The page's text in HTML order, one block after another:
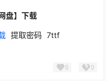
盘】下载
提取密码 7ttf
0 0